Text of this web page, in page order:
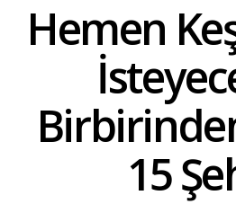
Hemen
15